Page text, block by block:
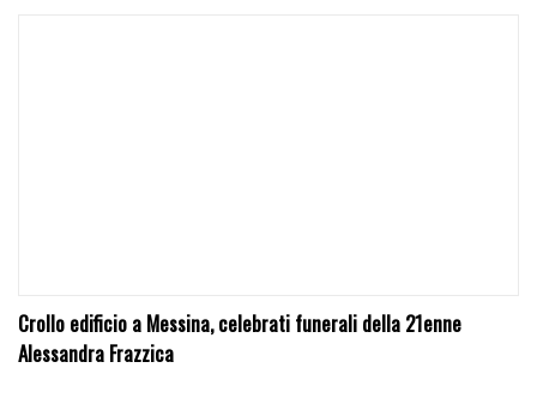
Crollo edificio a Messina, celebrati funerali della 21enne
Alessandra Frazzica